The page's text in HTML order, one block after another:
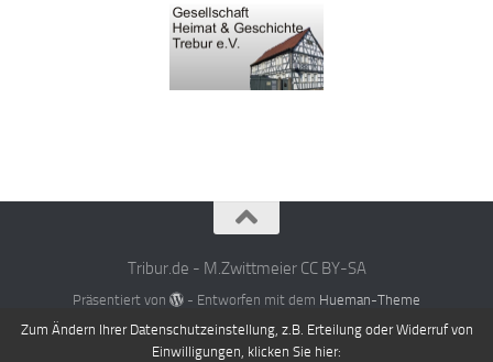
Tribur.de - M.Zwittmeier CC BY-SA
Präsentiert von - Entworfen mit dem Hueman-Theme
Zum Ändern Ihrer Datenschutzeinstellung, z.B. Erteilung oder Widerruf von
Einwilligungen, klicken Sie hier: